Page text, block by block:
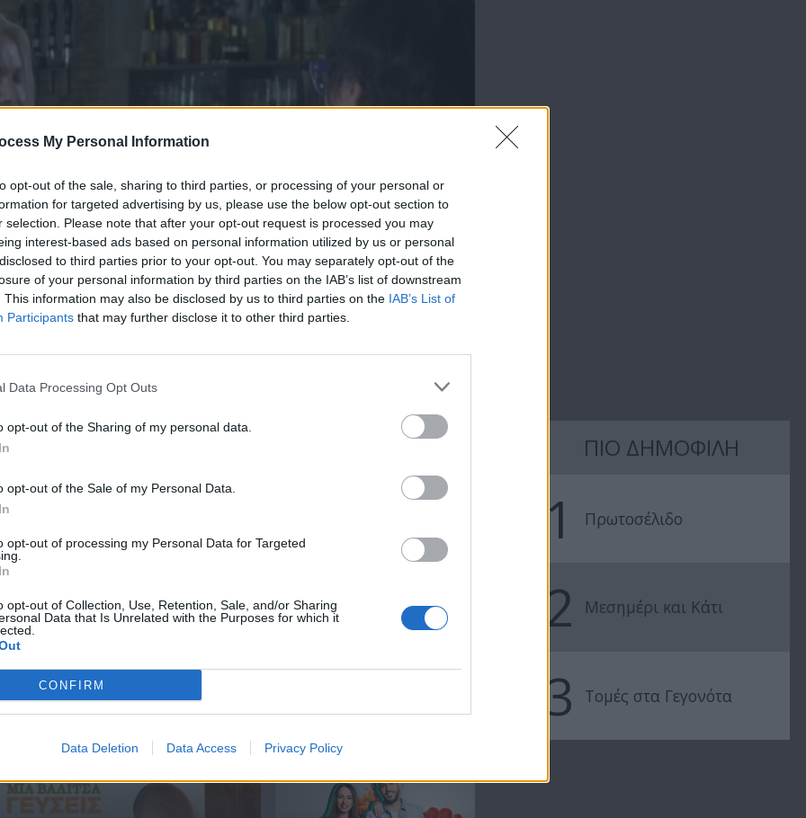
My Personal Information
opt-out of the sale, sharing to third parties, or processing of your personal or
for targeted advertising by us, please use the below opt-out section to
selection. Please note that after your opt-out request is processed you may
interest-based ads based on personal information utilized by us or personal
to third parties prior to your opt-out. You may separately opt-out of the
of your personal information by third parties on the IAB’s list of downstream
This information may also be disclosed by us to third parties on the IAB’s List of
Participants that may further disclose it to other third parties.
Data Processing Opt Outs
opt-out of the Sharing of my personal data.
opt-out of the Sale of my Personal Data.
opt-out of processing my Personal Data for Targeted
opt-out of Collection, Use, Retention, Sale, and/or Sharing
Data that Is Unrelated with the Purposes for which it
CONFIRM
Data Deletion Data Access Privacy Policy
Β εκπ 37
Μια Βαλίτσα
Γεύσεις Β εκπ
Ενημερωτικά
ΠΙΟ ΔΗΜΟΦΙΛΗ
1 Πρωτοσέλιδο
2 Μεσημέρι και Κάτι
3 Τομές στα Γεγονότα